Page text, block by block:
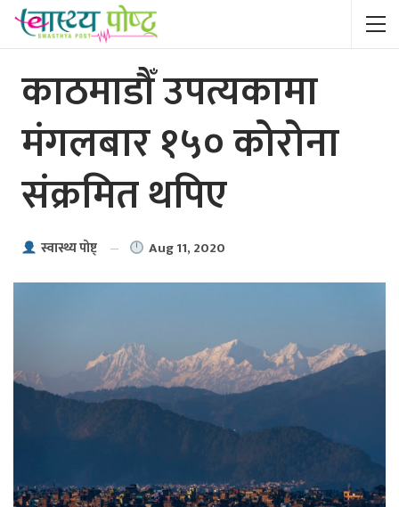
काठमाडौँ उपत्यकामा
मंगलबार १५० कोरोना
संक्रमित थपिए
स्वास्थ्य पाेष्ट् Aug 11, 2020